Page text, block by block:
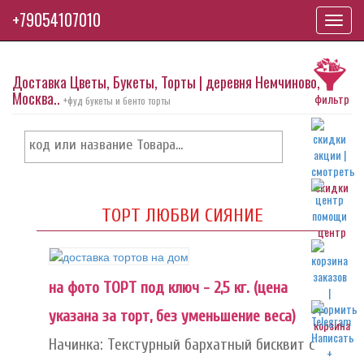
фильтр
скидки
центр
корзина
Доставка Цветы, Букеты, Торты | деревня Немчиново,
Москва.. +фуд букеты и бенто торты
ТОРТ ЛЮБВИ СИЯНИЕ
на фото ТОРТ под ключ - 2,5 кг. (цена
указана за торт, без уменьшение веса)
Начинка: Текстурный бархатный бисквит с
+79054107010